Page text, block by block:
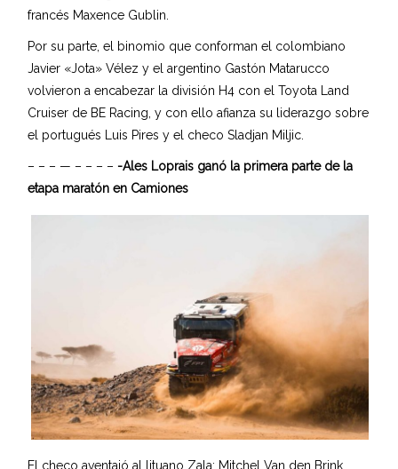
francés Maxence Gublin.
Por su parte, el binomio que conforman el colombiano
Javier «Jota» Vélez y el argentino Gastón Matarucco
volvieron a encabezar la división H4 con el Toyota Land
Cruiser de BE Racing, y con ello afianza su liderazgo sobre
el portugués Luis Pires y el checo Sladjan Miljic.
– – – — – – – – -Ales Loprais ganó la primera parte de la
etapa maratón en Camiones
El checo aventajó al lituano Zala; Mitchel Van den Brink